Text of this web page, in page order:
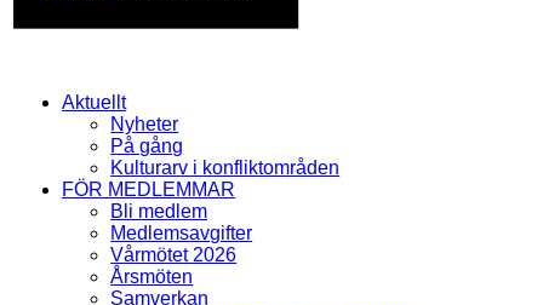
Aktuellt
Nyheter
På gång
Kulturarv i konfliktområden
FÖR MEDLEMMAR
Bli medlem
Medlemsavgifter
Vårmötet 2026
Årsmöten
Samverkan